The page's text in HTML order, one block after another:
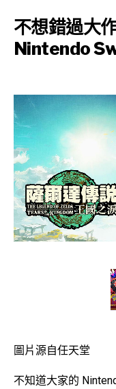
不想錯過大
Nintendo
圖片源自任天堂
不知道大家的